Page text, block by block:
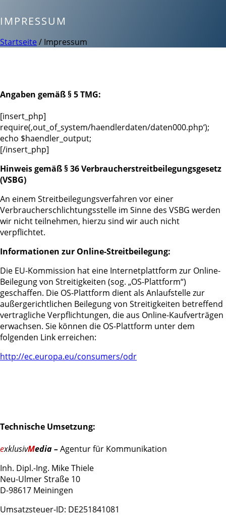
IMPRESSUM
Startseite / Impressum
Angaben gemäß § 5 TMG:
[insert_php]
require(‚out_of_system/haendlerdaten/daten000.php‘);
echo $haendler_output;
[/insert_php]
Hinweis gemäß § 36 Verbraucherstreitbeilegungsgesetz
(VSBG)
An einem Streitbeilegungsverfahren vor einer
Verbraucherschlichtungsstelle im Sinne des VSBG werden
wir nicht teilnehmen, hierzu sind wir auch nicht
verpflichtet.
Informationen zur Online-Streitbeilegung:
Die EU-Kommission hat eine Internetplattform zur Online-
Beilegung von Streitigkeiten (sog. „OS-Plattform“)
geschaffen. Die OS-Plattform dient als Anlaufstelle zur
außergerichtlichen Beilegung von Streitigkeiten betreffend
vertragliche Verpflichtungen, die aus Online-Kaufverträgen
erwachsen. Sie können die OS-Plattform unter dem
folgenden Link erreichen:
http://ec.europa.eu/consumers/odr
Technische Umsetzung:
exklusivMedia –Agentur für Kommunikation
Inh. Dipl.-Ing. Mike Thiele
Neu-Ulmer Straße 10
D-98617 Meiningen
Umsatzsteuer-ID: DE251841081